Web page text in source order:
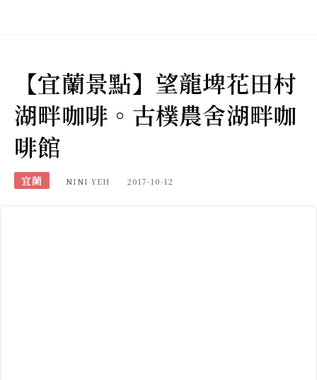
【宜蘭景點】望龍埤花田村
湖畔咖啡。古樸農舍湖畔咖
啡館
宜蘭 NINI YEH 2017-10-12